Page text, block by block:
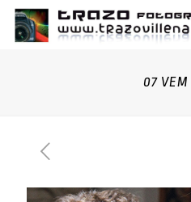
07 VEM